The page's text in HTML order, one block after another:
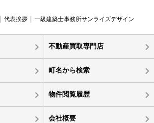
代表挨拶 一級建築士事務所サンライズデザイン
不動産買取専門店
町名から検索
物件閲覧履歴
会社概要